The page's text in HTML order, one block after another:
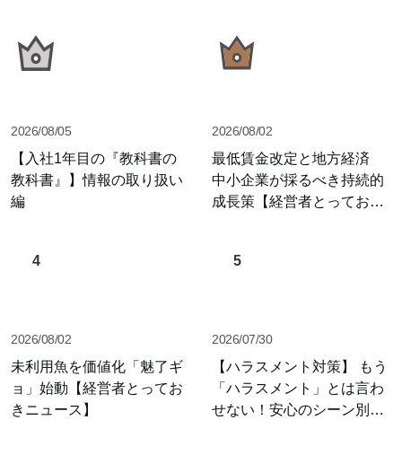
2026/08/05
【入社1年目の『教科書の
教科書』】情報の取り扱い
編
2026/08/02
最低賃金改定と地方経済
中小企業が採るべき持続的
成長策【経営者とっておき
4
2026/08/02
未利用魚を価値化「魅了ギ
ョ」始動【経営者とってお
きニュース】
5
2026/07/30
【ハラスメント対策】 もう
「ハラスメント」とは言わ
せない！安心のシーン別セ